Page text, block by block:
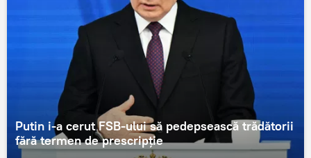
Putin i-a cerut FSB-ului să pedepsească trădătorii
fără termen de prescripție